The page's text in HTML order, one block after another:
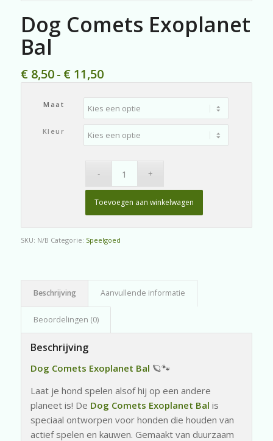
Dog Comets Exoplanet
Bal
€8,50 - €11,50Prijsklasse:
tot
€ 11,50
Maat
Kleur
Toevoegen aan winkelwagen
SKU: N/B Categorie: Speelgoed
Beschrijving Aanvullende informatie
Beoordelingen (0)
Beschrijving
Dog Comets Exoplanet Bal 🪐🐾
Laat je hond spelen alsof hij op een andere
planeet is! De Dog Comets Exoplanet Bal is
speciaal ontworpen voor honden die houden van
actief spelen en kauwen. Gemaakt van duurzaam